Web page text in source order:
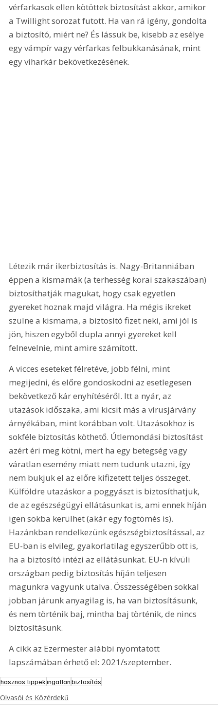
vérfarkasok ellen kötöttek biztosítást akkor, amikor
a Twillight sorozat futott. Ha van rá igény, gondolta
a biztosító, miért ne? És lássuk be, kisebb az esélye
egy vámpír vagy vérfarkas felbukkanásának, mint
egy viharkár bekövetkezésének.
Létezik már ikerbiztosítás is. Nagy-Britanniában
éppen a kismamák (a terhesség korai szakaszában)
biztosíthatják magukat, hogy csak egyetlen
gyereket hoznak majd világra. Ha mégis ikreket
szülne a kismama, a biztosító fizet neki, ami jól is
jön, hiszen egyből dupla annyi gyereket kell
felnevelnie, mint amire számított.
A vicces eseteket félretéve, jobb félni, mint
megijedni, és előre gondoskodni az esetlegesen
bekövetkező kár enyhítéséről. Itt a nyár, az
utazások időszaka, ami kicsit más a vírusjárvány
árnyékában, mint korábban volt. Utazásokhoz is
sokféle biztosítás köthető. Útlemondási biztosítást
azért éri meg kötni, mert ha egy betegség vagy
váratlan esemény miatt nem tudunk utazni, így
nem bukjuk el az előre kifizetett teljes összeget.
Külföldre utazáskor a poggyászt is biztosíthatjuk,
de az egészségügyi ellátásunkat is, ami ennek híján
igen sokba kerülhet (akár egy fogtömés is).
Hazánkban rendelkezünk egészségbiztosítással, az
EU-ban is elvileg, gyakorlatilag egyszerűbb ott is,
ha a biztosító intézi az ellátásunkat. EU-n kívüli
országban pedig biztosítás híján teljesen
magunkra vagyunk utalva. Összességében sokkal
jobban járunk anyagilag is, ha van biztosításunk,
és nem történik baj, mintha baj történik, de nincs
biztosításunk.
A cikk az Ezermester alábbi nyomtatott
lapszámában érhető el: 2021/szeptember.
hasznos tippekingatlanbiztosítás
Olvasói és Közérdekű